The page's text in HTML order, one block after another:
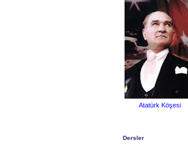
Atatürk Köşesi
Dersler